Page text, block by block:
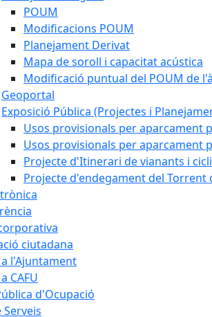
POUM
Modificacions POUM
Planejament Derivat
Mapa de soroll i capacitat acústica
Modificació puntual del POUM de
Geoportal
Exposició Pública (Projectes i
Usos provisionals per aparcament
Usos provisionals per aparcament
Projecte d'Itinerari de vianants i
Projecte d'endegament del Torrent
ciutadana
l'Ajuntament
CAFU
d'Ocupació
Serveis